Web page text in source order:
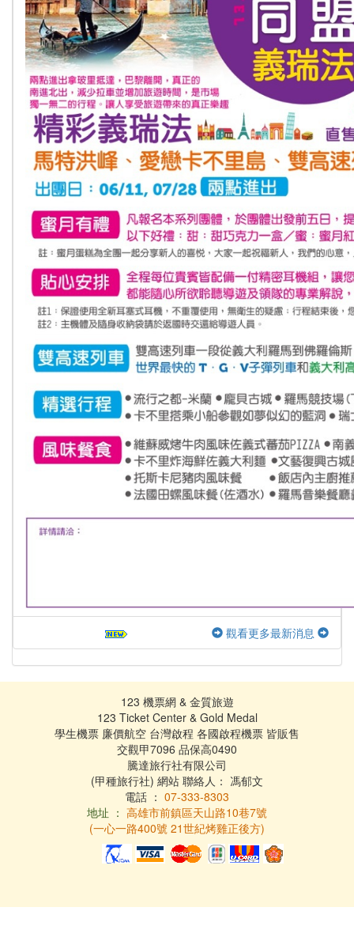
觀看更多最新消息
123 機票網 & 金質旅遊
123 Ticket Center & Gold Medal
學生機票 廉價航空 台灣啟程 各國啟程機票 皆販售
交觀甲7096 品保高0490
騰達旅行社有限公司
(甲種旅行社) 網站 聯絡人： 馮郁文
電話 ： 07-333-8303
地址 ： 高雄市前鎮區天山路10巷7號
(一心一路400號 21世紀烤雞正後方)